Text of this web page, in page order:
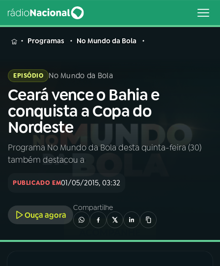
MENU
Buscar
na
Rádio
Nacional
Buscar
AO VIVO
INÍCIO
A RÁDIO
03PROGRAMAÇÃO
Programas No Mundo da Bola
EPISÓDIO No Mundo da Bola
Ceará vence o Bahia e
conquista a Copa do
Nordeste
Programa No Mundo da Bola desta quinta-feira (30)
também destacou a
PUBLICADO EM01/05/2015, 03:32
Ouça agora
Compartilhe